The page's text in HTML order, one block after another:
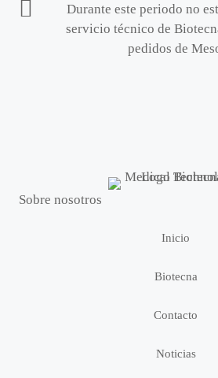
Durante este periodo no
servicio técnico de
pedidos de
Sobre nosotros
Inicio
Biotecna
Contacto
Noticias